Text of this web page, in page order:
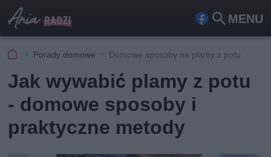
MENU
Fa
ook
Szu
Porady domowe Domowe sposoby na plamy z potu
Jak wywabić plamy z potu
- domowe sposoby i
praktyczne metody